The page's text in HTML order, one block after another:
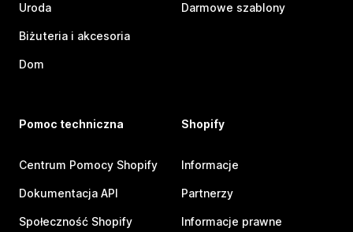
Uroda
Biżuteria i akcesoria
Dom
Darmowe szablony
Pomoc techniczna
Centrum Pomocy Shopify
Dokumentacja API
Społeczność Shopify
Shopify
Informacje
Partnerzy
Informacje prawne